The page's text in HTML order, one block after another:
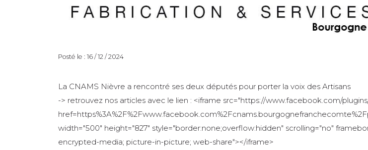
Posté le : 16 / 12 / 2024
La CNAMS Nièvre a rencontré ses deux députés pour porter la voix des Artisans
-> retrouvez nos articles avec le lien : <iframe src="https://www.facebook.com/
width="500" height="827" style="border:none;overflow:hidden" scrolling="no"
encrypted-media; picture-in-picture; web-share"></iframe>